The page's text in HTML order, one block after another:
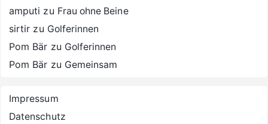
amputi zu Frau ohne Beine
sirtir zu Golferinnen
Pom Bär zu Golferinnen
Pom Bär zu Gemeinsam
Impressum
Datenschutz